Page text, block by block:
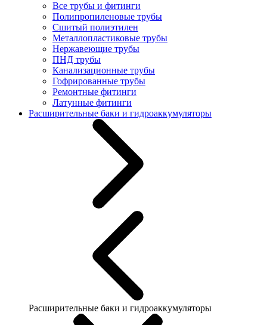
Все трубы и фитинги
Полипропиленовые трубы
Сшитый полиэтилен
Металлопластиковые трубы
Нержавеющие трубы
ПНД трубы
Канализационные трубы
Гофрированные трубы
Ремонтные фитинги
Латунные фитинги
Расширительные баки и гидроаккумуляторы
Расширительные баки и гидроаккумуляторы